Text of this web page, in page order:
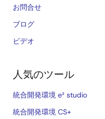
お問合せ
ブログ
ビデオ
人気のツール
統合開発環境 e² studio
統合開発環境 CS+